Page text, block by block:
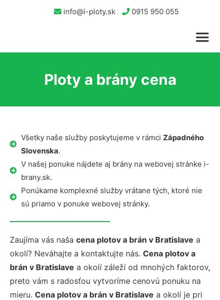
info@i-ploty.sk 0915 950 055
Ploty a brány cena
Všetky naše služby poskytujeme v rámci Západného
Slovenska.
V našej ponuke nájdete aj brány na webovej stránke i-
brany.sk.
Ponúkame komplexné služby vrátane tých, ktoré nie
sú priamo v ponuke webovej stránky.
Zaujíma vás naša cena plotov a brán v Bratislave a
okolí? Neváhajte a kontaktujte nás. Cena plotov a
brán v Bratislave a okolí záleží od mnohých faktorov,
preto vám s radosťou vytvoríme cenovú ponuku na
mieru. Cena plotov a brán v Bratislave a okolí je pri